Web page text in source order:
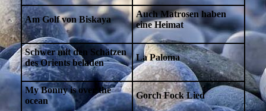
Am Golf von Biskaya
Auch Matrosen haben
eine Heimat
Schwer mit den Schätzen
desOrients beladen
La Paloma
My Bonny is over the
ocean
Gorch Fock Lied